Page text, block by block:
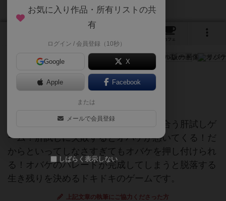
カフェ
肝試しをする坊主めくりゲーム
誰でも簡単にできるオバケを押し付け合う肝試しゲ
ーム！肝試しに失敗するとオバケが憑いてくる！だ
からといってしなさすぎてもオバケを押し付けられ
る！オバケのパレードが完成してしまうと脱落する
生き残りを決めるドキドキのゲームです。
上記文章の執筆にご協力くださった方
お気に入り作品・所有リストの共
有
ログイン / 会員登録（10秒）
Google X
Apple Facebook
または
メールで会員登録
しばらく表示しない